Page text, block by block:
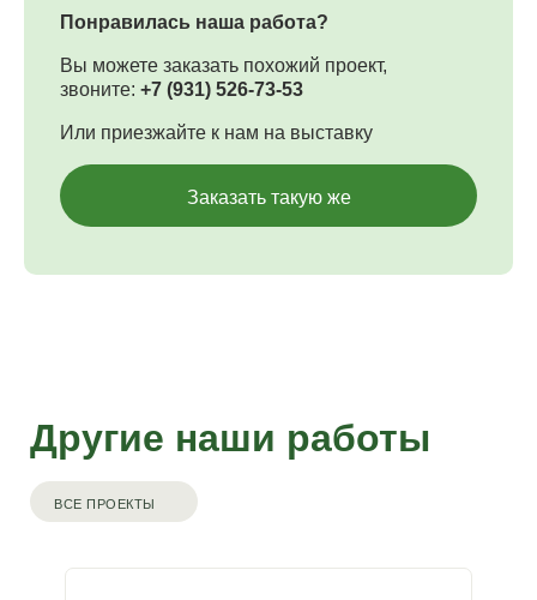
Понравилась наша работа?
Вы можете заказать похожий проект,
звоните: +7 (931) 526-73-53
Или приезжайте к нам на выставку
Заказать такую же
Другие наши работы
ВСЕ ПРОЕКТЫ